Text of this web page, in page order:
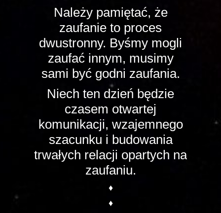
Należy pamiętać, że
zaufanie to proces
dwustronny. Byśmy mogli
zaufać innym, musimy
sami być godni zaufania.
Niech ten dzień będzie
czasem otwartej
komunikacji, wzajemnego
szacunku i budowania
trwałych relacji opartych na
zaufaniu.
♦
♦